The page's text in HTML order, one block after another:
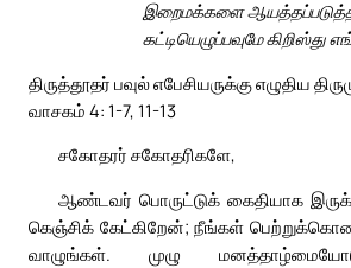
இறைமக்களை
கட்டியெழுப்பவுமே கிறிஸ்து
திருத்தூதர் பவுல் எபேசியருக்கு எழுதிய
வாசகம் 4: 1-7, 11-13
சகோதரர் சகோதரிகளே,
ஆண்டவர் பொருட்டுக் கைதியாக
கெஞ்சிக் கேட்கிறேன்; நீங்கள்
வாழுங்கள். முழு